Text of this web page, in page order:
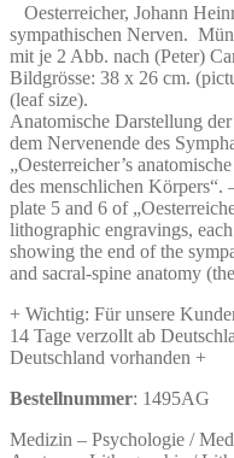
Menge
Oesterreicher, Johann
sympathischen Nerven.
mit je 2 Abb. nach (Peter)
Bildgrösse: 38 x 26 cm.
(leaf size).
Anatomische Darstellung
dem Nervenende des
„Oesterreicher’s
des menschlichen
plate 5 and 6 of
lithographic engravings,
showing the end of the
and sacral-spine anatomy
+ Wichtig: Für unsere
14 Tage verzollt ab
Deutschland vorhanden +
Bestellnummer: 1495AG
Medizin – Psychologie /